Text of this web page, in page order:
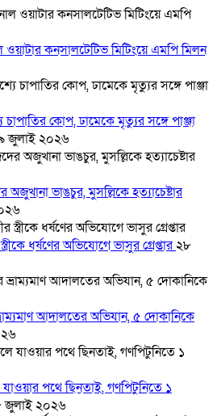
ওয়াটার কনসালটেটিভ মিটিংয়ে এমপি মিলন
চাপাতির কোপ, ঢামেকে মৃত্যুর সঙ্গে পাঞ্জা
জুলাই ২০২৬
ভাঙচুর, মুসল্লিকে হত্যাচেষ্টার
ধর্ষণের অভিযোগে ভাসুর গ্রেপ্তার২৮
আদালতের অভিযান, ৫ দোকানিকে
যাওয়ার পথে ছিনতাই, গণপিটুনিতে ১
জুলাই ২০২৬